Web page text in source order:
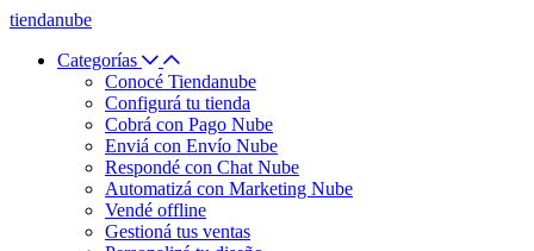
tiendanube
Categorías
Conocé Tiendanube
Configurá tu tienda
Cobrá con Pago Nube
Enviá con Envío Nube
Respondé con Chat Nube
Automatizá con Marketing Nube
Vendé offline
Gestioná tus ventas